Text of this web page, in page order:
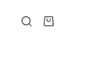
Panier